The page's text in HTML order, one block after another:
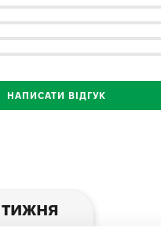
НАПИСАТИ ВІДГУК